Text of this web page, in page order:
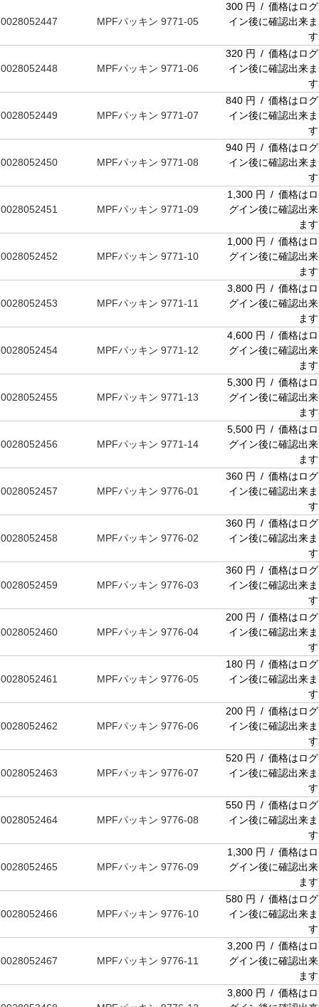
0028052447 MPFパッキン 9771-05
300 円 / 価格はログ
イン後に確認出来ま
す
0028052448 MPFパッキン 9771-06
320 円 / 価格はログ
イン後に確認出来ま
す
0028052449 MPFパッキン 9771-07
840 円 / 価格はログ
イン後に確認出来ま
す
0028052450 MPFパッキン 9771-08
940 円 / 価格はログ
イン後に確認出来ま
す
0028052451 MPFパッキン 9771-09
1,300 円 / 価格はロ
グイン後に確認出来
ます
0028052452 MPFパッキン 9771-10
1,000 円 / 価格はロ
グイン後に確認出来
ます
0028052453 MPFパッキン 9771-11
3,800 円 / 価格はロ
グイン後に確認出来
ます
0028052454 MPFパッキン 9771-12
4,600 円 / 価格はロ
グイン後に確認出来
ます
0028052455 MPFパッキン 9771-13
5,300 円 / 価格はロ
グイン後に確認出来
ます
0028052456 MPFパッキン 9771-14
5,500 円 / 価格はロ
グイン後に確認出来
ます
0028052457 MPFパッキン 9776-01
360 円 / 価格はログ
イン後に確認出来ま
す
0028052458 MPFパッキン 9776-02
360 円 / 価格はログ
イン後に確認出来ま
す
0028052459 MPFパッキン 9776-03
360 円 / 価格はログ
イン後に確認出来ま
す
0028052460 MPFパッキン 9776-04
200 円 / 価格はログ
イン後に確認出来ま
す
0028052461 MPFパッキン 9776-05
180 円 / 価格はログ
イン後に確認出来ま
す
0028052462 MPFパッキン 9776-06
200 円 / 価格はログ
イン後に確認出来ま
す
0028052463 MPFパッキン 9776-07
520 円 / 価格はログ
イン後に確認出来ま
す
0028052464 MPFパッキン 9776-08
550 円 / 価格はログ
イン後に確認出来ま
す
0028052465 MPFパッキン 9776-09
1,300 円 / 価格はロ
グイン後に確認出来
ます
0028052466 MPFパッキン 9776-10
580 円 / 価格はログ
イン後に確認出来ま
す
0028052467 MPFパッキン 9776-11
3,200 円 / 価格はロ
グイン後に確認出来
ます
3,800 円 / 価格はロ